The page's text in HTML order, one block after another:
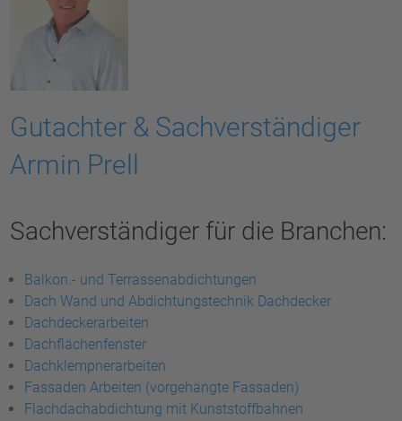
Gutachter & Sachverständiger
Armin Prell
Sachverständiger für die Branchen:
Balkon.- und Terrassenabdichtungen
Dach Wand und Abdichtungstechnik Dachdecker
Dachdeckerarbeiten
Dachflächenfenster
Dachklempnerarbeiten
Fassaden Arbeiten (vorgehängte Fassaden)
Flachdachabdichtung mit Kunststoffbahnen